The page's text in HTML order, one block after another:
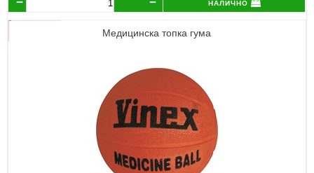
налично
Медицинска топка гума